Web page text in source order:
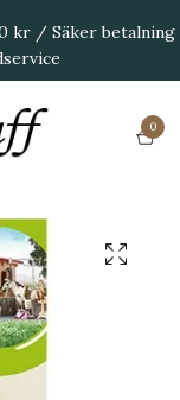
kr / Säker betalning
0